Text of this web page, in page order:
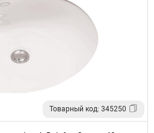
Товарный код: 345250